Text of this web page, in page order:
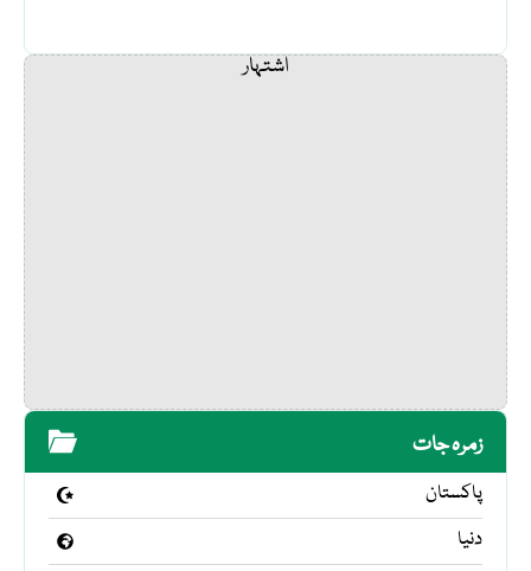
اشتہار
زمرہ جات
پاکستان
دنیا